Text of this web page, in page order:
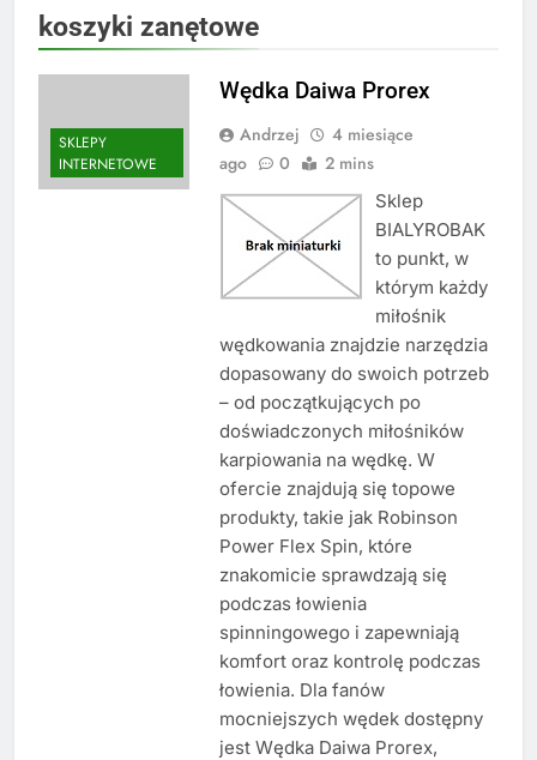
koszyki zanętowe
SKLEPY
INTERNETOWE
Wędka Daiwa Prorex
Andrzej
4 miesiące
ago
0 2 mins
Sklep
BIALYROBAK
to punkt, w
którym każdy
miłośnik
wędkowania znajdzie narzędzia
dopasowany do swoich potrzeb
– od początkujących po
doświadczonych miłośników
karpiowania na wędkę. W
ofercie znajdują się topowe
produkty, takie jak Robinson
Power Flex Spin, które
znakomicie sprawdzają się
podczas łowienia
spinningowego i zapewniają
komfort oraz kontrolę podczas
łowienia. Dla fanów
mocniejszych wędek dostępny
jest Wędka Daiwa Prorex,